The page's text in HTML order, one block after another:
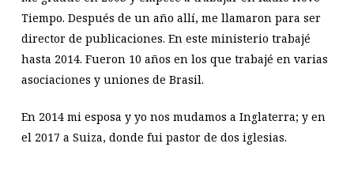
Tiempo. Después de un año allí, me llamaron para ser
director de publicaciones. En este ministerio trabajé
hasta 2014. Fueron 10 años en los que trabajé en varias
asociaciones y uniones de Brasil.
En 2014 mi esposa y yo nos mudamos a Inglaterra; y en
el 2017 a Suiza, donde fui pastor de dos iglesias.